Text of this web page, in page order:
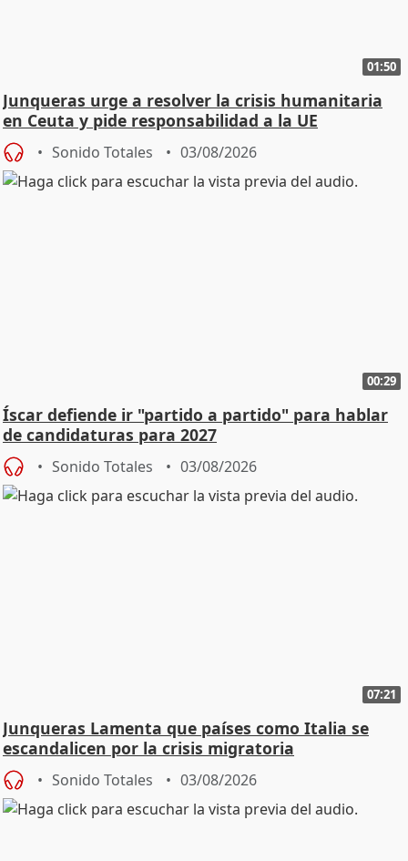
01:50
Junqueras urge a resolver la crisis humanitaria
en Ceuta y pide responsabilidad a la UE
Sonido Totales 03/08/2026
00:29
Íscar defiende ir "partido a partido" para hablar
de candidaturas para 2027
Sonido Totales 03/08/2026
07:21
Junqueras Lamenta que países como Italia se
escandalicen por la crisis migratoria
Sonido Totales 03/08/2026